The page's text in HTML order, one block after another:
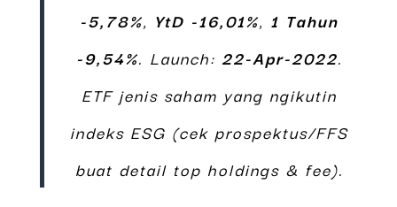
-5,78%, YtD -16,01%, 1 Tahun
-9,54%. Launch: 22-Apr-2022.
ETF jenis saham yang ngikutin
indeks ESG (cek prospektus/FFS
buat detail top holdings & fee).